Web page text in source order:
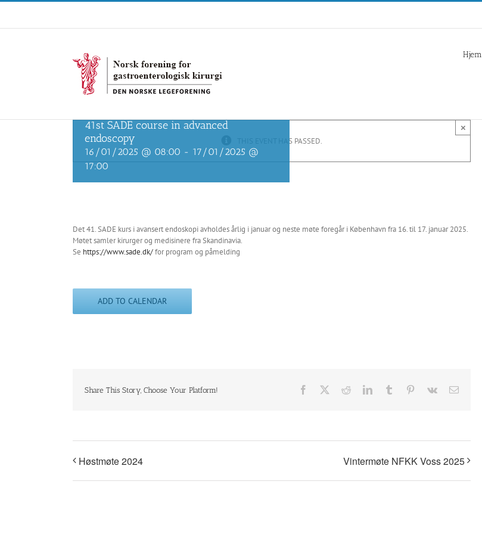
Skip
content
Hjem
THIS EVENT HAS PASSED.
×
41st SADE course in advanced
endoscopy
16/01/2025 @ 08:00 - 17/01/2025 @
17:00
Det 41. SADE kurs i avansert endoskopi avholdes årlig i januar og neste møte foregår i København fra 16. til 17. januar 2025.
Møtet samler kirurger og medisinere fra Skandinavia.
Se https://www.sade.dk/for program og påmelding
ADD TO CALENDAR
Share This Story, Choose Your Platform! Facebook RedditLinkedInTumblr Pinterest
Vk Email
Høstmøte 2024 Vintermøte NFKK Voss 2025